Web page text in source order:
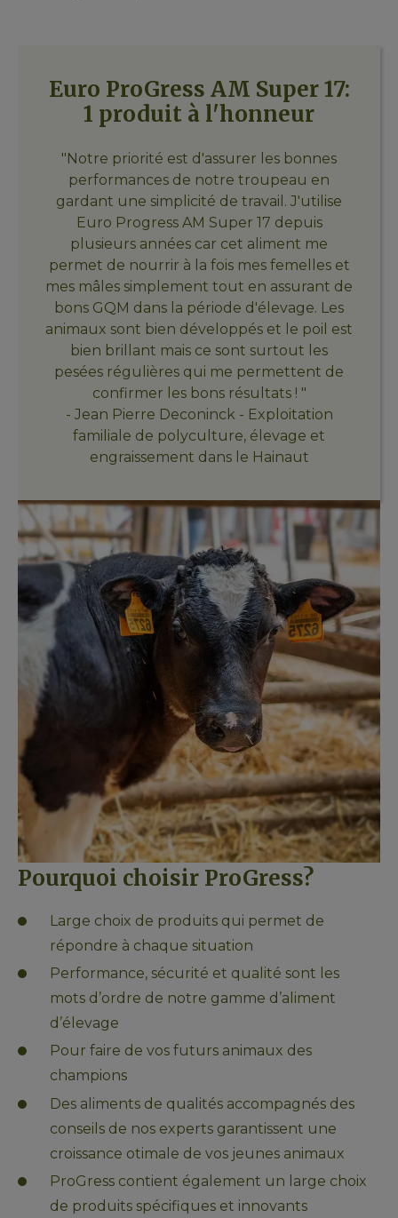
Euro ProGress AM Super 17:
1 produit à l'honneur
"Notre priorité est d'assurer les bonnes
performances de notre troupeau en
gardant une simplicité de travail. J'utilise
Euro Progress AM Super 17 depuis
plusieurs années car cet aliment me
permet de nourrir à la fois mes femelles et
mes mâles simplement tout en assurant de
bons GQM dans la période d'élevage. Les
animaux sont bien développés et le poil est
bien brillant mais ce sont surtout les
pesées régulières qui me permettent de
confirmer les bons résultats ! "
- Jean Pierre Deconinck - Exploitation
familiale de polyculture, élevage et
engraissement dans le Hainaut
Pourquoi choisir ProGress?
Large choix de produits qui permet de
répondre à chaque situation
Performance, sécurité et qualité sont les
mots d’ordre de notre gamme d’aliment
d’élevage
Pour faire de vos futurs animaux des
champions
Des aliments de qualités accompagnés des
conseils de nos experts garantissent une
croissance otimale de vos jeunes animaux
ProGress contient également un large choix
de produits spécifiques et innovants